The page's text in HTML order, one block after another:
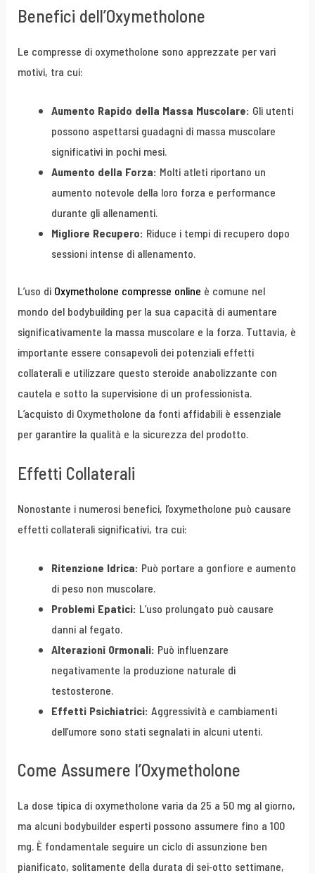
Benefici dell’Oxymetholone
Le compresse di oxymetholone sono apprezzate per vari
motivi, tra cui:
Aumento Rapido della Massa Muscolare: Gli utenti
possono aspettarsi guadagni di massa muscolare
significativi in pochi mesi.
Aumento della Forza: Molti atleti riportano un
aumento notevole della loro forza e performance
durante gli allenamenti.
Migliore Recupero: Riduce i tempi di recupero dopo
sessioni intense di allenamento.
L’uso di Oxymetholone compresse online è comune nel
mondo del bodybuilding per la sua capacità di aumentare
significativamente la massa muscolare e la forza. Tuttavia, è
importante essere consapevoli dei potenziali effetti
collaterali e utilizzare questo steroide anabolizzante con
cautela e sotto la supervisione di un professionista.
L’acquisto di Oxymetholone da fonti affidabili è essenziale
per garantire la qualità e la sicurezza del prodotto.
Effetti Collaterali
Nonostante i numerosi benefici, l’oxymetholone può causare
effetti collaterali significativi, tra cui:
Ritenzione Idrica: Può portare a gonfiore e aumento
di peso non muscolare.
Problemi Epatici: L’uso prolungato può causare
danni al fegato.
Alterazioni Ormonali: Può influenzare
negativamente la produzione naturale di
testosterone.
Effetti Psichiatrici: Aggressività e cambiamenti
dell’umore sono stati segnalati in alcuni utenti.
Come Assumere l’Oxymetholone
La dose tipica di oxymetholone varia da 25 a 50 mg al giorno,
ma alcuni bodybuilder esperti possono assumere fino a 100
mg. È fondamentale seguire un ciclo di assunzione ben
pianificato, solitamente della durata di sei-otto settimane,